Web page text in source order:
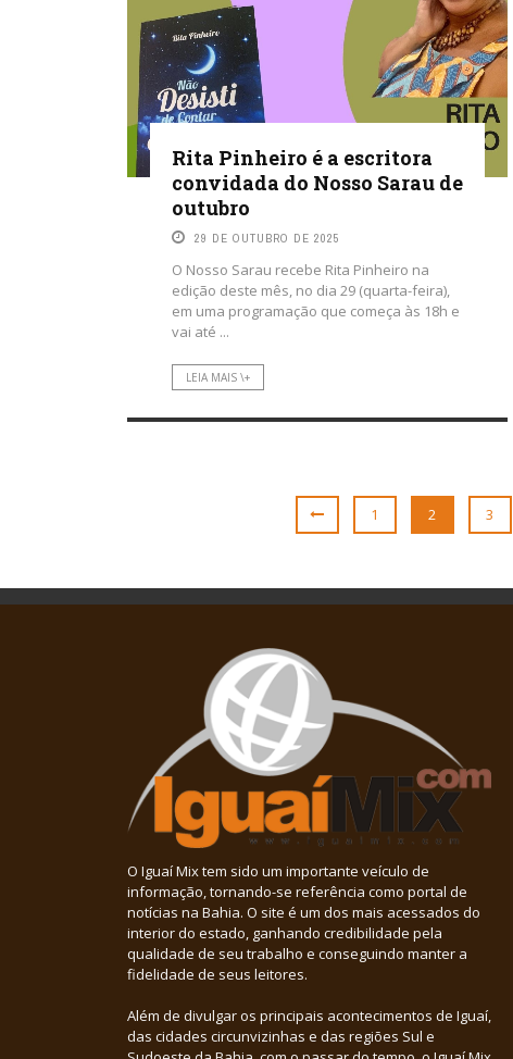
Rita Pinheiro é a escritora
convidada do Nosso Sarau de
outubro
29 DE OUTUBRO DE 2025
O Nosso Sarau recebe Rita Pinheiro na
edição deste mês, no dia 29 (quarta-feira),
em uma programação que começa às 18h e
vai até ...
LEIA MAIS \+
1 2 3
O Iguaí Mix tem sido um importante veículo de
informação, tornando-se referência como portal de
notícias na Bahia. O site é um dos mais acessados do
interior do estado, ganhando credibilidade pela
qualidade de seu trabalho e conseguindo manter a
fidelidade de seus leitores.
Além de divulgar os principais acontecimentos de Iguaí,
das cidades circunvizinhas e das regiões Sul e